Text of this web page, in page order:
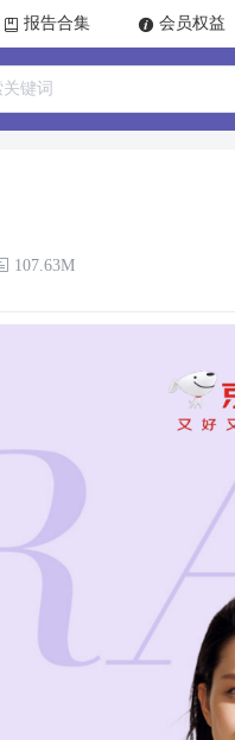
报告合集 会员权益
107.63M